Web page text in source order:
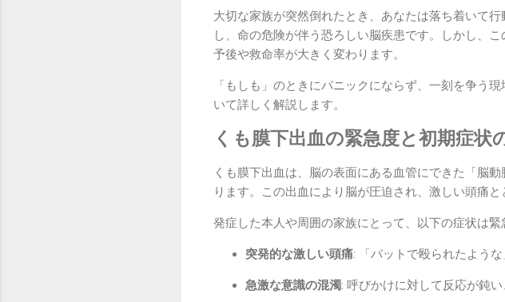
大切な家族が突然倒れたとき、あなたは落ち着いて
し、命の危険が伴う恐ろしい脳疾患です。しかし、
予後や救命率が大きく変わります。
「もしも」のときにパニックにならず、一刻を争う
いて詳しく解説します。
くも膜下出血の緊急度と初期症状
くも膜下出血は、脳の表面にある血管にできた「脳
ります。この出血により脳が圧迫され、激しい頭痛
発症した本人や周囲の家族にとって、以下の症状は緊
突発的な激しい頭痛: 「バットで殴られたよう
急激な意識の混濁: 呼びかけに対して反応が鈍